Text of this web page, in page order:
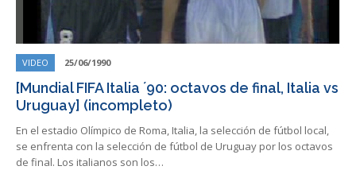
VIDEO 25/06/1990
[Mundial FIFA Italia ´90: octavos de final, Italia vs
Uruguay] (incompleto)
En el estadio Olímpico de Roma, Italia, la selección de fútbol local,
se enfrenta con la selección de fútbol de Uruguay por los octavos
de final. Los italianos son los…